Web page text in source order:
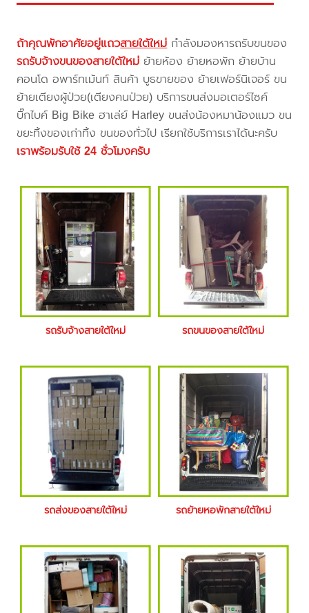
ถ้าคุณพักอาศัยอยู่แถวสายใต้ใหม่ กำลังมองหารถรับขนของ
รถรับจ้างขนของสายใต้ใหม่ ย้ายห้อง ย้ายหอพัก ย้ายบ้าน
คอนโด อพาร์ทเม้นท์ สินค้า บูธขายของ ย้ายเฟอร์นิเจอร์ ขน
ย้ายเตียงผู้ป่วย(เตียงคนป่วย) บริการขนส่งมอเตอร์ไซค์
บิ๊กไบค์ Big Bike ฮาเล่ย์ Harley ขนส่งน้องหมาน้องแมว ขน
ขยะทิ้งของเก่าทิ้ง ขนของทั่วไป เรียกใช้บริการเราได้นะครับ
เราพร้อมรับใช้ 24 ชั่วโมงครับ
รถรับจ้างสายใต้ใหม่ รถขนของสายใต้ใหม่
รถส่งของสายใต้ใหม่ รถย้ายหอพักสายใต้ใหม่